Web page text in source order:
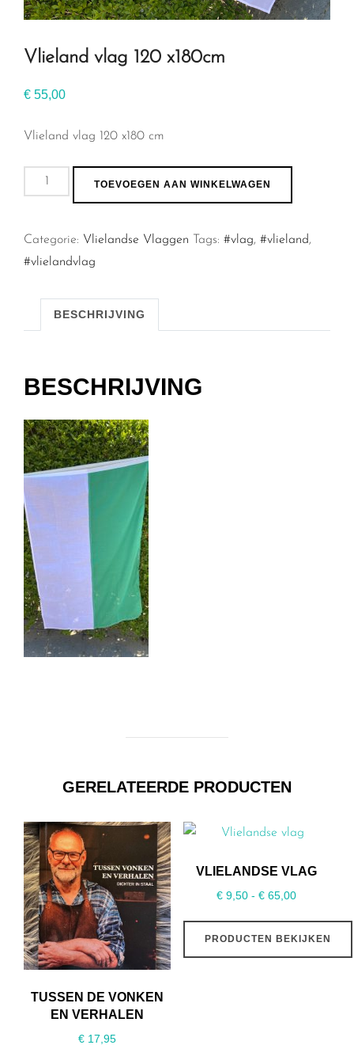
Vlieland vlag 120 x180cm
€ 55,00
Vlieland vlag 120 x180 cm
Vlieland
vlag
x180cm
aantal
TOEVOEGEN AAN WINKELWAGEN
Categorie: Vlielandse Vlaggen Tags: #vlag, #vlieland,
#vlielandvlag
BESCHRIJVING
BESCHRIJVING
GERELATEERDE PRODUCTEN
TUSSEN DE VONKEN
EN VERHALEN
€ 17,95
VLIELANDSE VLAG
€ 9,50 - € 65,00Prijsklasse:
tot
PRODUCTEN BEKIJKEN